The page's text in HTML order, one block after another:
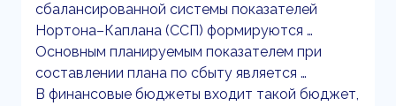
сбалансированной системы показателей
Нортона–Каплана (ССП) формируются …
Основным планируемым показателем при
составлении плана по сбыту является …
В финансовые бюджеты входит такой бюджет,